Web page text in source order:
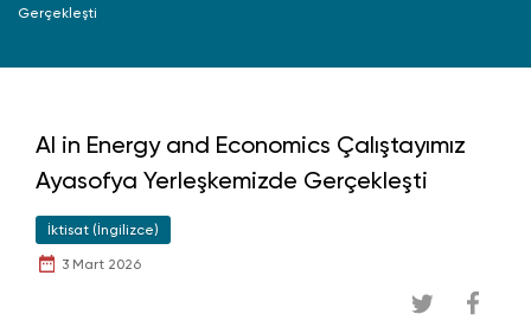
Gerçekleşti
AI in Energy and Economics Çalıştayımız
Ayasofya Yerleşkemizde Gerçekleşti
İktisat (İngilizce)
3 Mart 2026